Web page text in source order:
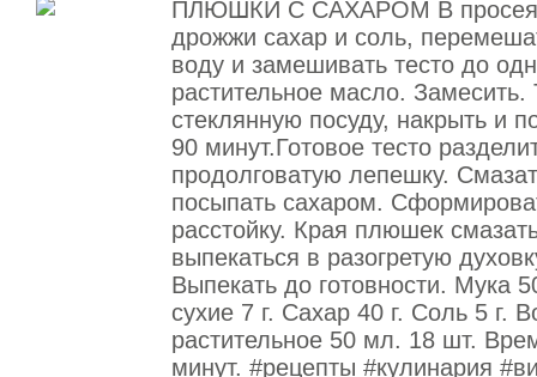
ПЛЮШКИ С САХАРОМ В
дрожжи сахар и соль,
воду и замешивать тесто до
растительное масло. Замесить.
стеклянную посуду, накрыть и
90 минут.Готовое тесто
продолговатую лепешку.
посыпать сахаром.
расстойку. Края плюшек
выпекаться в разогретую
Выпекать до готовности. Мука
сухие 7 г. Сахар 40 г. Соль 5 г.
растительное 50 мл. 18 шт.
минут. #рецепты #кулинария